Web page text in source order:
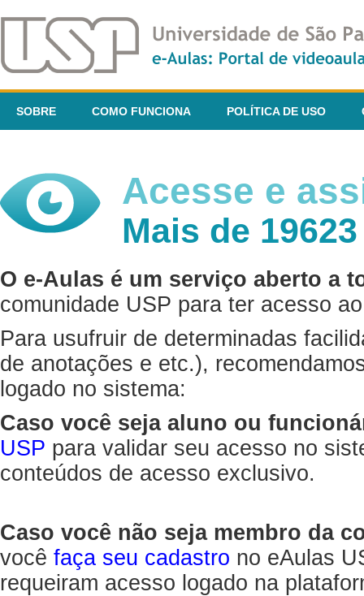
SOBRE COMO FUNCIONA POLÍTICA DE USO
Acesse e
Mais de
O e-Aulas é um serviço aberto a
comunidade USP para ter acesso
Para usufruir de determinadas
de anotações e etc.),
logado no sistema:
Caso você seja aluno ou
USP para validar seu acesso no
conteúdos de acesso exclusivo.
Caso você não seja membro da
você faça seu cadastro no eAulas
requeiram acesso logado na